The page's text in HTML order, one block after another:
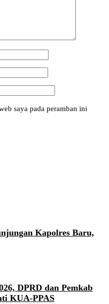
saya pada peramban ini
Kapolres Baru,
DPRD dan Pemkab
KUA-PPAS